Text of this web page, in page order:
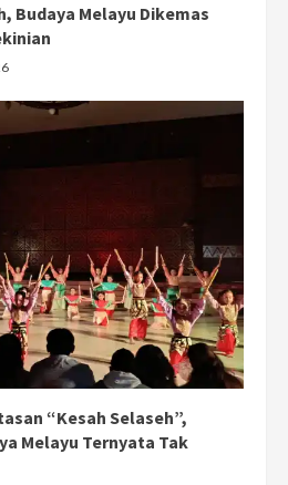
Budaya Melayu Dikemas
“Kesah Selaseh”,
Melayu Ternyata Tak